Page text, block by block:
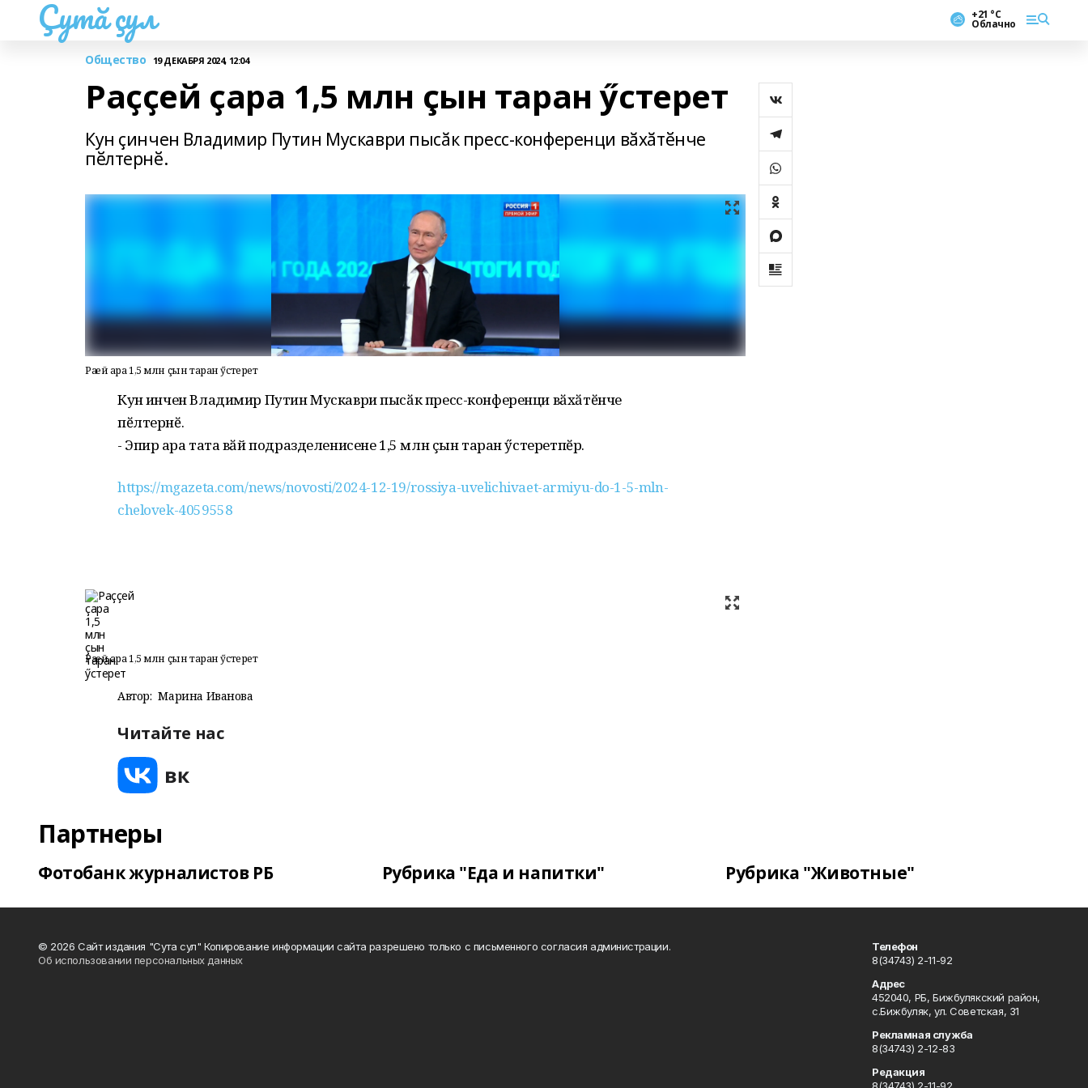
Çутă çул +21 °С
Облачно
Общество 19 ДЕКАБРЯ 2024, 12:04
Раҫҫей ҫара 1,5 млн çын таран ӳстерет
Кун ҫинчен Владимир Путин Мускаври пысӑк пресс-конференци вӑхӑтӗнче
пӗлтернӗ.
Раҫҫей ҫара 1,5 млн çын таран ӳстерет
Кун ҫинчен Владимир Путин Мускаври пысӑк пресс-конференци вӑхӑтӗнче
пӗлтернӗ.
- Эпир ҫара тата вӑй подразделенисене 1,5 млн çын таран ӳстеретпӗр.
https://mgazeta.com/news/novosti/2024-12-19/rossiya-uvelichivaet-armiyu-do-1-5-mln-
chelovek-4059558
Раҫҫей ҫара 1,5 млн çын таран ӳстерет
Автор: Марина Иванова
Читайте нас
Партнеры
Фотобанк журналистов РБ Рубрика "Еда и напитки" Рубрика "Животные"
© 2026 Сайт издания "Сута сул" Копирование информации сайта разрешено только с письменного согласия администрации.
Об использовании персональных данных
Телефон
8(34743) 2-11-92
Адрес
452040, РБ, Бижбулякский район,
с.Бижбуляк, ул. Советская, 31
Рекламная служба
8(34743) 2-12-83
Редакция